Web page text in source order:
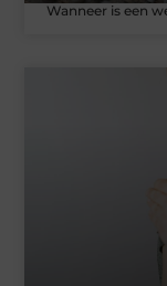
Wanneer is een